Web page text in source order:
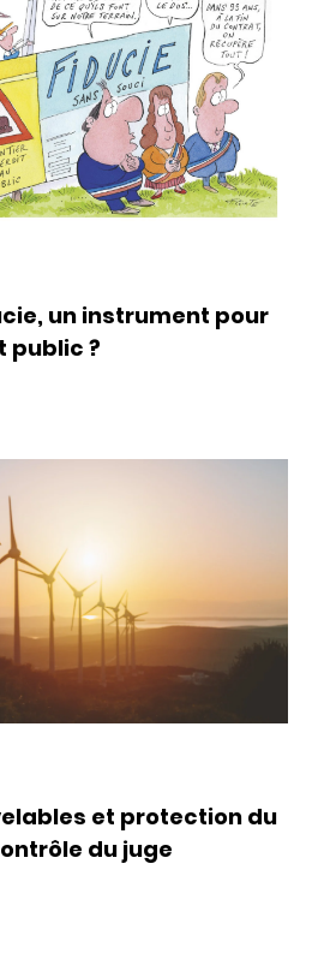
un instrument pour
public ?
et protection du
du juge